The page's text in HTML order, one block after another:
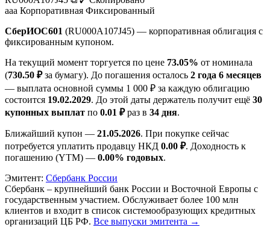
aaa Корпоративная Фиксированный
СберИОС601 (RU000A107J45) — корпоративная облигация с
фиксированным купоном.
На текущий момент торгуется по цене 73.05% от номинала
(730.50 ₽за бумагу). До погашения осталось 2 года 6 месяцев
— выплата основной суммы 1 000 ₽ за каждую облигацию
состоится 19.02.2029. До этой даты держатель получит ещё 30
купонных выплат по 0.01 ₽раз в 34 дня.
Ближайший купон — 21.05.2026. При покупке сейчас
потребуется уплатить продавцу НКД 0.00 ₽. Доходность к
погашению (YTM) — 0.00% годовых.
Эмитент: Сбербанк России
Сбербанк – крупнейший банк России и Восточной Европы с
государственным участием. Обслуживает более 100 млн
клиентов и входит в список системообразующих кредитных
организаций ЦБ РФ. Все выпуски эмитента →